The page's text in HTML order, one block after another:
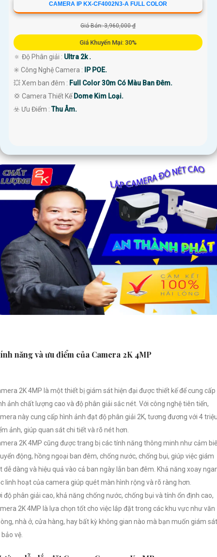
CAMERA IP KX-CF4002N3-A FULL COLOR
Giá Bán: 3,960,000 ₫
Giá Khuyến Mại: 30%
🔅 Độ Phân giải : Ultra 2k .
✳️ Công Nghệ Camera :
IP POE.
💥 Xem ban đêm : Full Color 30m Có Màu Ban Đêm.
💢 Camera Thiết Kế Dome Kim Loại.
️☣️ Ưu Điểm :Thu Âm.
năng và ưu điểm của Camera 2K 4MP
2K 4MP là một thiết bị giám sát hiện đại được thiết kế để cung cấp
ảnh chất lượng cao và độ phân giải sắc nét. Với công nghệ tiên tiến,
này cung cấp hình ảnh đạt độ phân giải 2K, tương đương với 4
ảnh, giúp quan sát chi tiết và rõ nét hơn.
2K 4MP cũng được trang bị các tính năng thông minh như cảm
động, hồng ngoại ban đêm, chống nước, chống bụi, giúp việc giám
dễ dàng và hiệu quả vào cả ban ngày lẫn ban đêm. Khả năng xoay
linh hoạt của camera giúp quét màn hình rộng và rõ ràng hơn.
độ phân giải cao, khả năng chống nước, chống bụi và tính ổn định cao,
2K 4MP là lựa chọn tốt cho việc lắp đặt trong các khu vực như văn
nhà ở, cửa hàng, hay bất kỳ không gian nào mà bạn muốn giám sát
vệ.